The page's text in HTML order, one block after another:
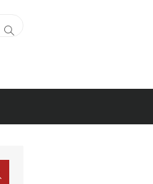
Search
Search